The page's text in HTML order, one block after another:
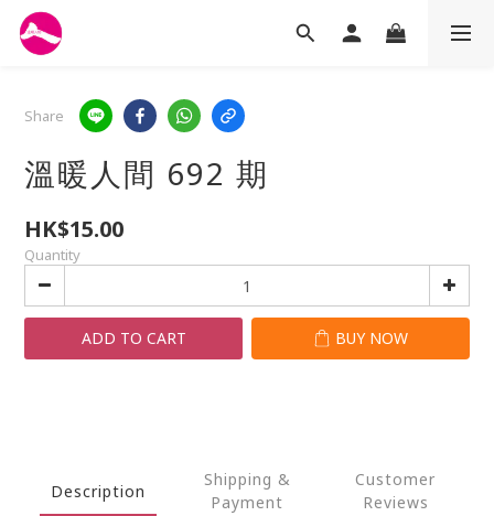
Share
溫暖人間 692 期
HK$15.00
Quantity
ADD TO CART BUY NOW
Description
Shipping &
Payment
Customer
Reviews